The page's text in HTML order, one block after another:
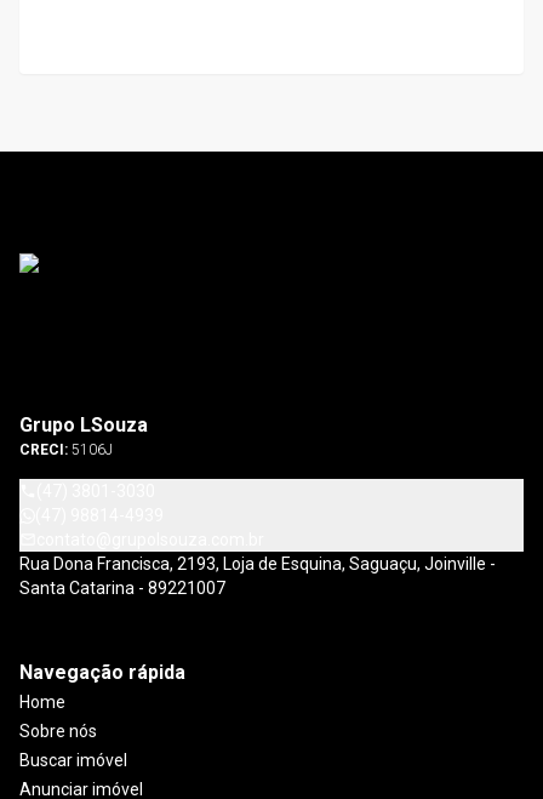
Grupo LSouza
CRECI: 5106J
Rua Dona Francisca, 2193, Loja de Esquina, Saguaçu, Joinville -
Santa Catarina - 89221007
Navegação rápida
Home
Sobre nós
Buscar imóvel
Anunciar imóvel